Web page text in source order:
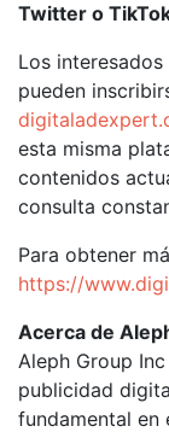
Twitter o
Los
pueden
esta misma
contenidos
consulta
Para obtener
https://
Acerca de
Aleph Group
publicidad
fundamental en